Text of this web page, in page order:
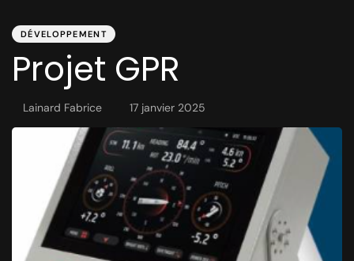
DÉVELOPPEMENT
Projet GPR
Lainard Fabrice 17 janvier 2025